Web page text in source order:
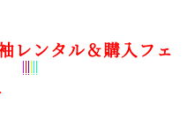
レンタル＆購入フェ